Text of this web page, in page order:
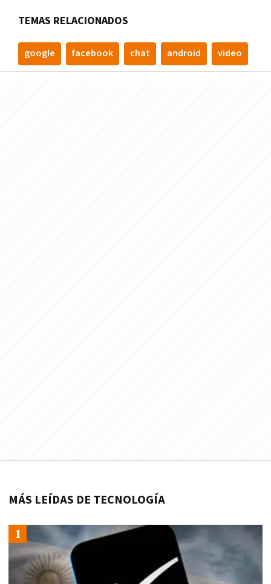
TEMAS RELACIONADOS
google facebook chat android video
MÁS LEÍDAS DE TECNOLOGÍA